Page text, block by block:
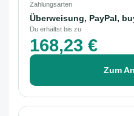
Zahlungsarten
Überweisung, PayPal,
Du erhältst bis zu
168,23 €
Zum